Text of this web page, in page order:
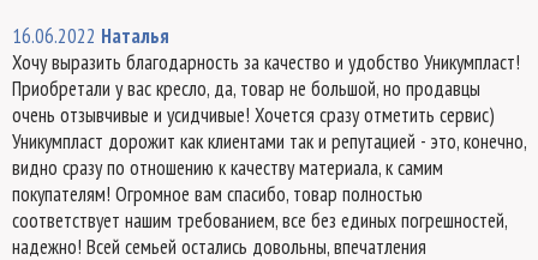
16.06.2022 Наталья
Хочу выразить благодарность за качество и удобство Уникумпласт!
Приобретали у вас кресло, да, товар не большой, но продавцы
очень отзывчивые и усидчивые! Хочется сразу отметить сервис)
Уникумпласт дорожит как клиентами так и репутацией - это, конечно,
видно сразу по отношению к качеству материала, к самим
покупателям! Огромное вам спасибо, товар полностью
соответствует нашим требованием, все без единых погрешностей,
надежно! Всей семьей остались довольны, впечатления